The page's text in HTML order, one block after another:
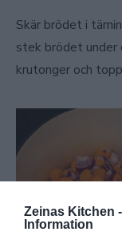
Zeinas Kitchen -
Information
Skär brödet i
stek brödet under
krutonger och